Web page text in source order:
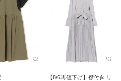
【8/6再値下げ】襟付き リ